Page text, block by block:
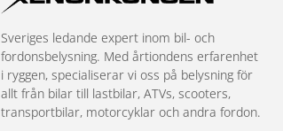
Sveriges ledande expert inom bil- och
fordonsbelysning. Med årtiondens erfarenhet
i ryggen, specialiserar vi oss på belysning för
allt från bilar till lastbilar, ATVs, scooters,
transportbilar, motorcyklar och andra fordon.